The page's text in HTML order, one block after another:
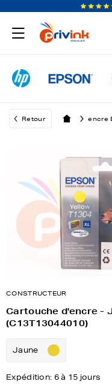
Retour encre
CONSTRUCTEUR
Cartouche d'encre -
(C13T13044010)
Jaune
Expédition: 6 à 15 jours